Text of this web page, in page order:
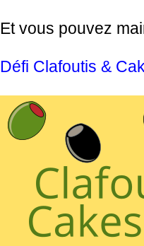
Et vous pouvez
Défi Clafoutis &